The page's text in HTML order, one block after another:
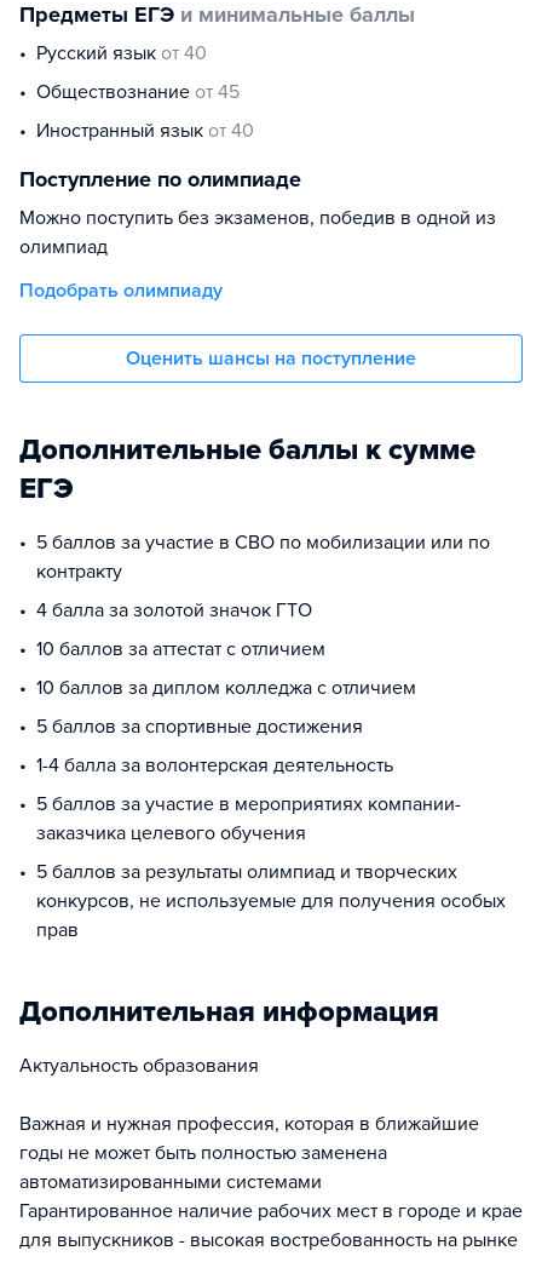
Предметы ЕГЭ и минимальные баллы
русский язык от 40
обществознание от 45
иностранный язык от 40
Поступление по олимпиаде
Можно поступить без экзаменов, победив в одной из
олимпиад
Подобрать олимпиаду
Оценить шансы на поступление
Дополнительные баллы к сумме
ЕГЭ
5 баллов за участие в СВО по мобилизации или по
контракту
4 балла за золотой значок ГТО
10 баллов за аттестат с отличием
10 баллов за диплом колледжа с отличием
5 баллов за спортивные достижения
1-4 балла за волонтерская деятельность
5 баллов за участие в мероприятиях компании-
заказчика целевого обучения
5 баллов за результаты олимпиад и творческих
конкурсов, не используемые для получения особых
прав
Дополнительная информация
Актуальность образования
Важная и нужная профессия, которая в ближайшие
годы не может быть полностью заменена
автоматизированными системами
Гарантированное наличие рабочих мест в городе и крае
для выпускников - высокая востребованность на рынке